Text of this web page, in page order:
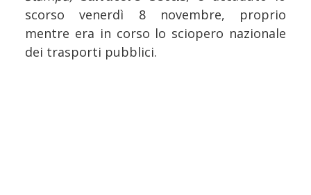
scorso venerdì 8 novembre, proprio
mentre era in corso lo sciopero nazionale
dei trasporti pubblici.